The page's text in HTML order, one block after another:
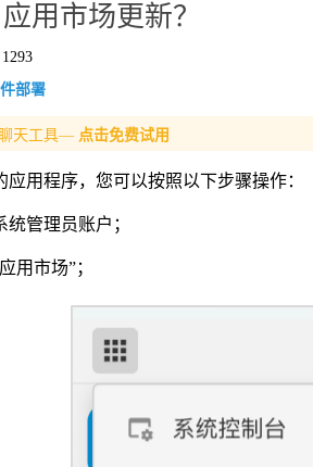
用市场更新？
1293
部署
天工具— 点击免费试用
用程序，您可以按照以下步骤操作：
管理员账户；
用市场”；